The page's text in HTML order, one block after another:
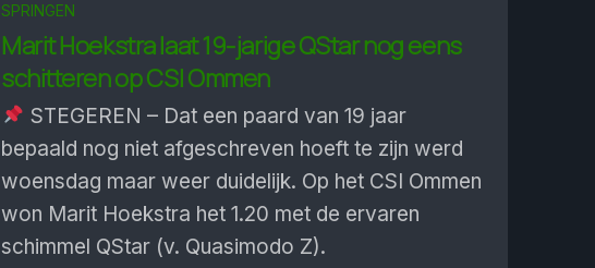
SPRINGEN
Marit Hoekstra laat 19-jarige QStar nog eens
schitteren op CSI Ommen
STEGEREN – Dat een paard van 19 jaar
bepaald nog niet afgeschreven hoeft te zijn werd
woensdag maar weer duidelijk. Op het CSI Ommen
won Marit Hoekstra het 1.20 met de ervaren
schimmel QStar (v. Quasimodo Z).